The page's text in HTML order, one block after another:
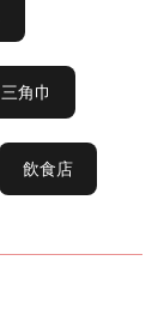
三角巾
飲食店